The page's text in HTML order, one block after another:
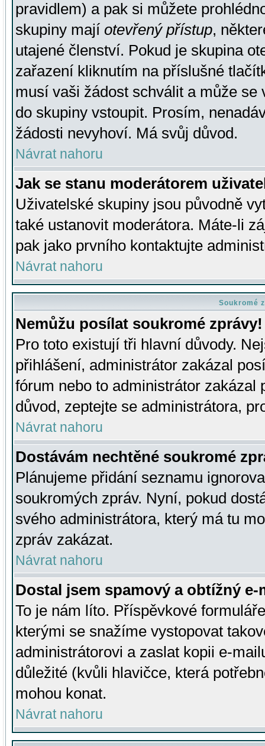
pravidlem) a pak si můžete
skupiny mají otevřený přístup,
utajené členství. Pokud je skupina
zařazení kliknutím na příslušné
musí vaši žádost schválit a může se
do skupiny vstoupit. Prosím,
žádosti nevyhoví. Má svůj důvod.
Návrat nahoru
Jak se stanu moderátorem
Uživatelské skupiny jsou původně
také ustanovit moderátora. Máte-li
pak jako prvního kontaktujte
Návrat nahoru
Soukromé
Nemůžu posílat soukromé zprávy!
Pro toto existují tři hlavní důvody.
přihlášení, administrátor zakázal
fórum nebo to administrátor zakázal
důvod, zeptejte se administrátora,
Návrat nahoru
Dostávám nechtěné soukromé
Plánujeme přidání seznamu
soukromých zpráv. Nyní, pokud
svého administrátora, který má tu
zpráv zakázat.
Návrat nahoru
Dostal jsem spamový a obtížný
To je nám líto. Příspěvkové
kterými se snažíme vystopovat
administrátorovi a zaslat kopii e-
důležité (kvůli hlavičce, která
mohou konat.
Návrat nahoru